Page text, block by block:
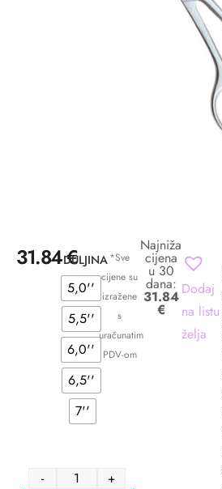
31.84€
DULJINA
5,0''
5,5''
6,0''
6,5''
7''
-
+
*Sve
cijene su
izražene
s
uračunatim
PDV-om
Najniža
cijena
u 30
dana:
31.84
€
Dodaj
na listu
želja